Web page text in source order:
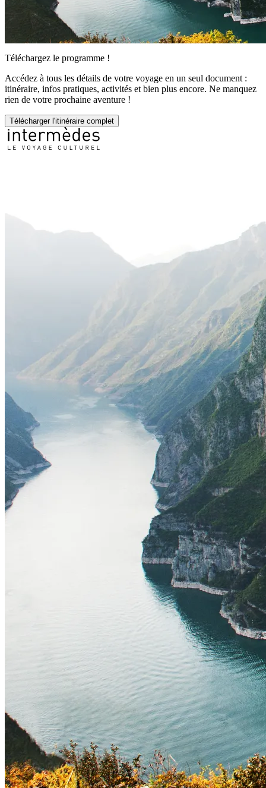
Téléchargez le programme !
Accédez à tous les détails de votre voyage en un seul document :
itinéraire, infos pratiques, activités et bien plus encore. Ne manquez
rien de votre prochaine aventure !
Télécharger l'itinéraire complet